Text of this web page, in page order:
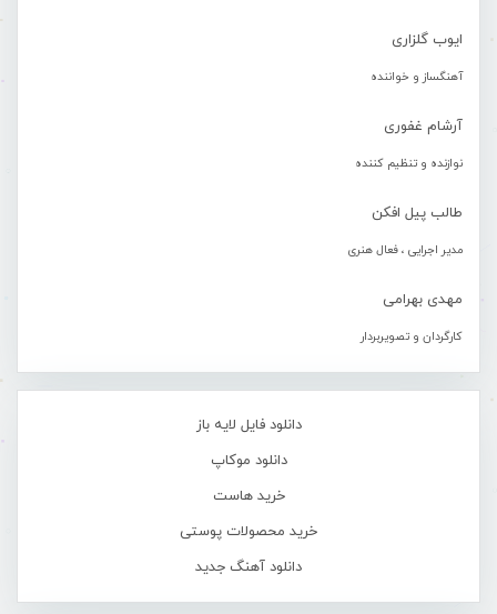
ایوب گلزاری
آهنگساز و خواننده
آرشام غفوری
نوازنده و تنظیم کننده
طالب پیل افکن
مدیر اجرایی ، فعال هنری
مهدی بهرامی
کارگردان و تصویربردار
دانلود فایل لایه باز
دانلود موکاپ
خرید هاست
خرید محصولات پوستی
دانلود آهنگ جدید